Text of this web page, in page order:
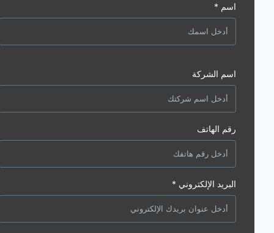
اسم *
اسم الشركة
رقم الهاتف
البريد الإلكتروني *